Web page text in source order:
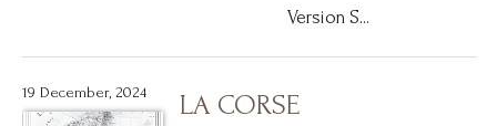
Version S...
19 December, 2024 LA CORSE